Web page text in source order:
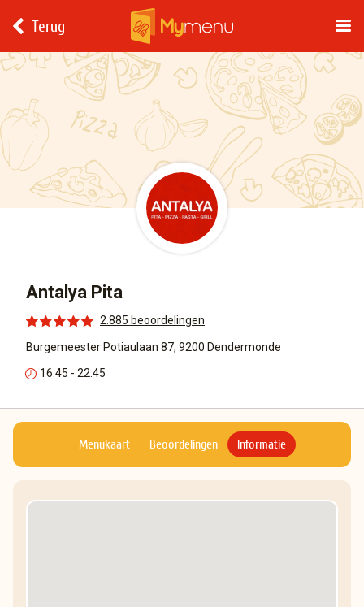
Terug
Antalya Pita
2.885 beoordelingen
Burgemeester Potiaulaan 87, 9200 Dendermonde
16:45 - 22:45
Menukaart Beoordelingen Informatie